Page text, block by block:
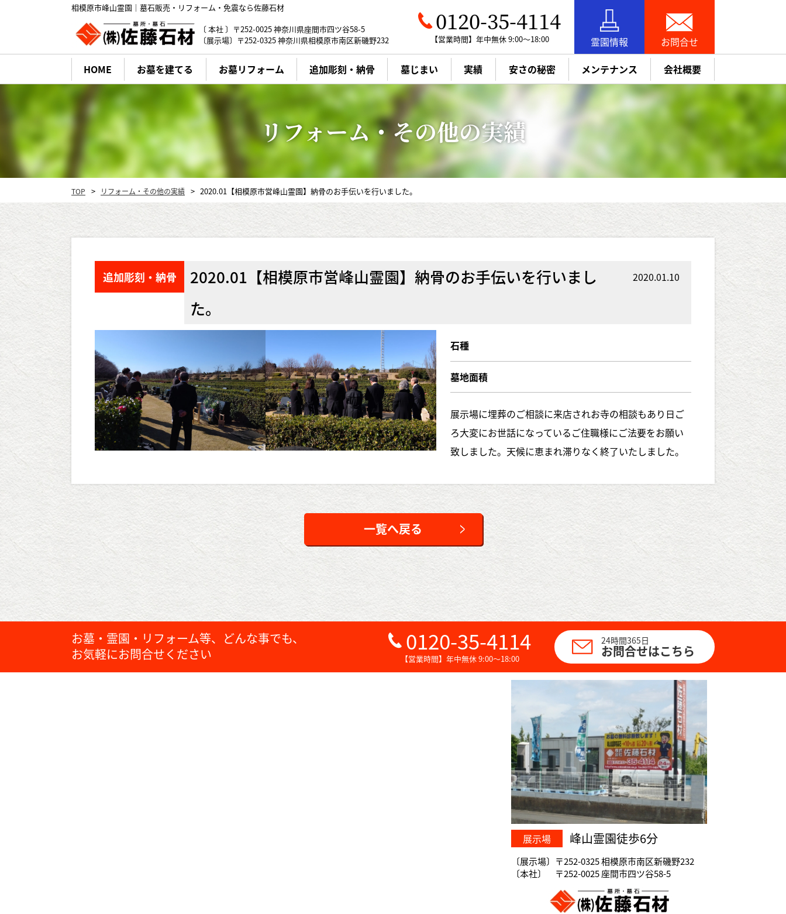
相模原市峰山霊園｜墓石販売・リフォーム・免震なら佐藤石材
〔 本社 〕〒252-0025 神奈川県座間市四ツ谷58-5
〔展示場〕〒252-0325 神奈川県相模原市南区新磯野232
0120-35-4114
【営業時間】年中無休 9:00～18:00 霊園情報
お問合せ
HOME
お墓を建てる
佐藤石材のお墓づくり WEB展示場
墓石の種類・デザイン 国産墓石の魅力
お墓リフォーム 追加彫刻・納骨 墓じまい
墓じまい お引越し（改葬）
実績
新規墓石 追加彫刻・納骨
墓じまい
お客様の声
安さの秘密 メンテナンス
クリーニング お墓参り代行
メンテナンスパック
会社概要
会社概要・アクセス お知らせ
お墓の豆知識
リフォーム・その他の実績
TOP リフォーム・その他の実績 2020.01【相模原市営峰山霊園】納骨のお手伝いを行いました。
追加彫刻・納骨
2020.01【相模原市営峰山霊園】納骨のお手伝いを行いまし
た。
2020.01.10
石種
墓地面積
展示場に埋葬のご相談に来店されお寺の相談もあり日ご
ろ大変にお世話になっているご住職様にご法要をお願い
致しました。天候に恵まれ滞りなく終了いたしました。
一覧へ戻る
お墓・霊園・リフォーム等、どんな事でも、
お気軽にお問合せください
0120-35-4114
【営業時間】年中無休 9:00～18:00
24時間365日
お問合せはこちら
展示場 峰山霊園徒歩6分
〔展示場〕〒252-0325 相模原市南区新磯野232
〔本社〕 〒252-0025 座間市四ツ谷58-5